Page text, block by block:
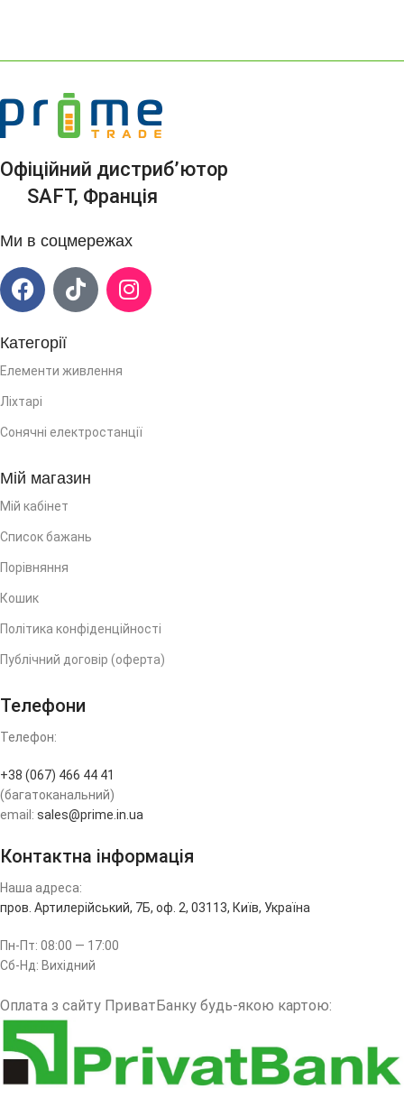
Офіційний дистриб’ютор
SAFT, Франція
Ми в соцмережах
Категорії
Елементи живлення
Ліхтарі
Сонячні електростанції
Мій магазин
Мій кабінет
Список бажань
Порівняння
Кошик
Політика конфіденційності
Публічний договір (оферта)
Телефони
Телефон:
+38 (067) 466 44 41
(багатоканальний)
email: sales@prime.in.ua
Контактна інформація
Наша адреса:
пров. Артилерійський, 7Б, оф. 2, 03113, Київ, Україна
Пн-Пт: 08:00 — 17:00
Сб-Нд: Вихідний
Оплата з сайту ПриватБанку будь-якою картою: